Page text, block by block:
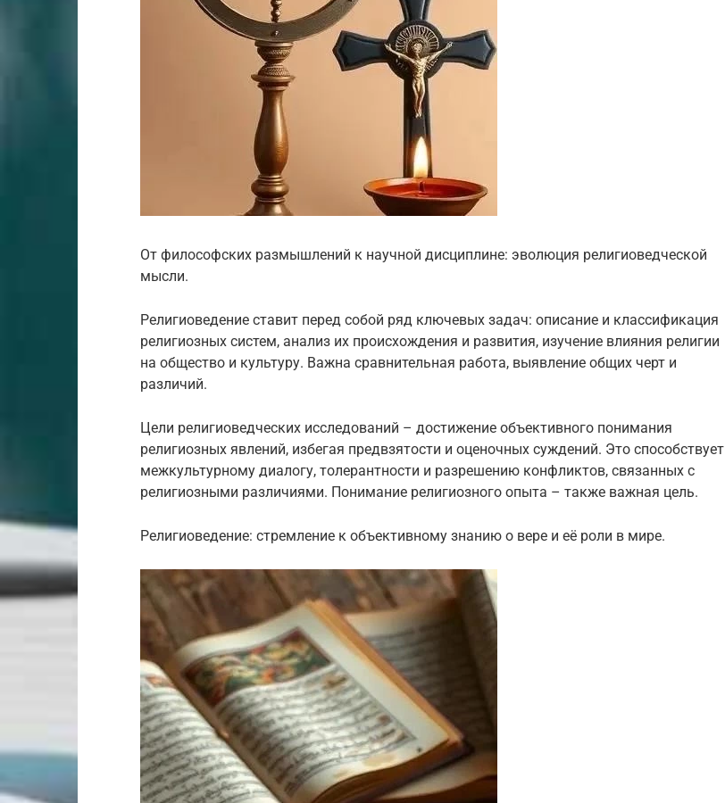
От философских размышлений к научной дисциплине: эволюция религиоведческой
мысли.
Религиоведение ставит перед собой ряд ключевых задач: описание и классификация
религиозных систем, анализ их происхождения и развития, изучение влияния религии
на общество и культуру. Важна сравнительная работа, выявление общих черт и
различий.
Цели религиоведческих исследований – достижение объективного понимания
религиозных явлений, избегая предвзятости и оценочных суждений. Это способствует
межкультурному диалогу, толерантности и разрешению конфликтов, связанных с
религиозными различиями. Понимание религиозного опыта – также важная цель.
Религиоведение: стремление к объективному знанию о вере и её роли в мире.